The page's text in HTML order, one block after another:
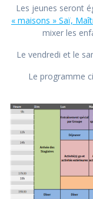
Les jeunes seront
« maisons » Saï,
mixer les
Le vendredi et le
Le programme